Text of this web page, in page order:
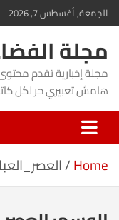
Skip
to
content
الجمعة, أغسطس 7, 2026
مجلة
مجلة إخبارية تقدم
هامش تعبيري حر لكل
Home